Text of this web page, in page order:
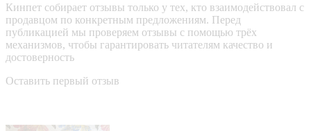
Кинпет собирает отзывы только у тех, кто взаимодействовал с
продавцом по конкретным предложениям. Перед
публикацией мы проверяем отзывы с помощью трёх
механизмов, чтобы гарантировать читателям качество и
достоверность
Оставить первый отзыв